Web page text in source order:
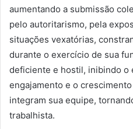
aumentando a submissão
pelo autoritarismo, pela
situações vexatórias,
durante o exercício de sua
deficiente e hostil, inibindo o
engajamento e o
integram sua equipe,
trabalhista.